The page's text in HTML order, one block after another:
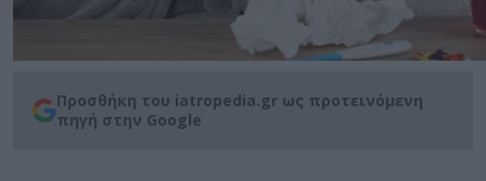
Προσθήκη του iatropedia.gr ως προτεινόμενη
πηγή στην Google